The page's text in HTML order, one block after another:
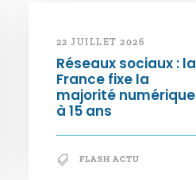
22 JUILLET 2026
Réseaux sociaux : la
France fixe la
majorité numérique
à 15 ans
FLASH ACTU